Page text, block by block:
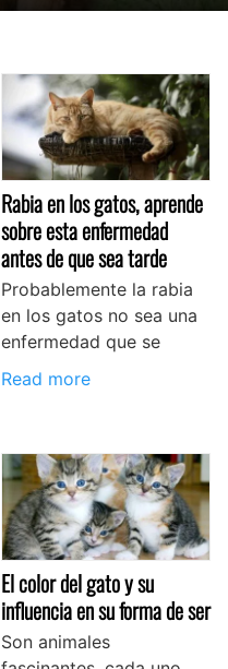
Rabia en los gatos, aprende
sobre esta enfermedad
antes de que sea tarde
Probablemente la rabia
en los gatos no sea una
enfermedad que se
Read more
El color del gato y su
influencia en su forma de ser
Son animales